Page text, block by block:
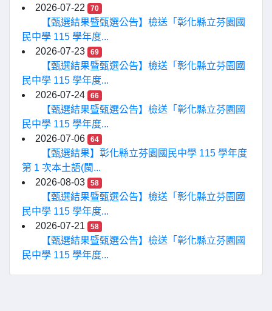
2026-07-22
70
【甄選結果暨甄選公告】檢送「彰化縣立芬園國
民中學 115 學年度...
2026-07-23
69
【甄選結果暨甄選公告】檢送「彰化縣立芬園國
民中學 115 學年度...
2026-07-24
66
【甄選結果暨甄選公告】檢送「彰化縣立芬園國
民中學 115 學年度...
2026-07-06
64
【甄選結果】彰化縣立芬園國民中學 115 學年度
第 1 次本土語(閩...
2026-08-03
58
【甄選結果暨甄選公告】檢送「彰化縣立芬園國
民中學 115 學年度...
2026-07-21
58
【甄選結果暨甄選公告】檢送「彰化縣立芬園國
民中學 115 學年度...